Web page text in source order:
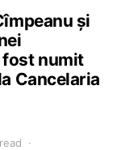
și
fost numit
Cancelaria